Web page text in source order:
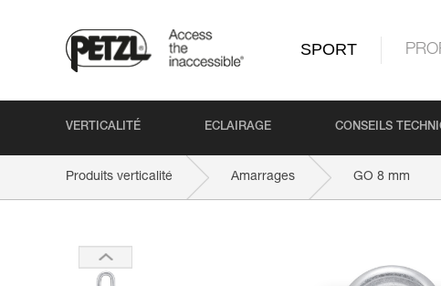
SPORT
VERTICALITÉ ECLAIRAGE CONSEILS
Produits verticalité Amarrages GO 8 mm